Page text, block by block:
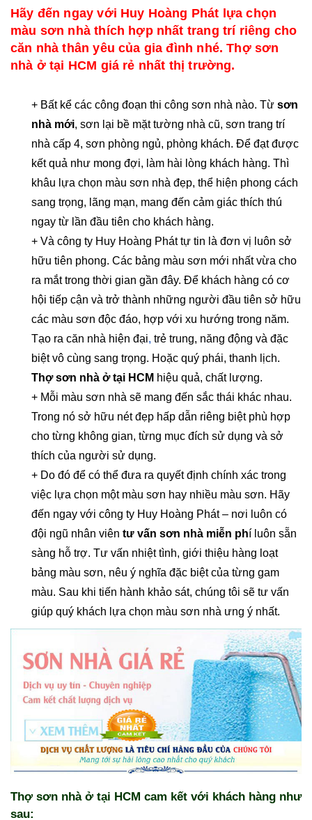
Hãy đến ngay với Huy Hoàng Phát lựa chọn
màu sơn nhà thích hợp nhất trang trí riêng cho
căn nhà thân yêu của gia đình nhé. Thợ sơn
nhà ở tại HCM giá rẻ nhất thị trường.
+ Bất kể các công đoạn thi công sơn nhà nào. Từ sơn
nhà mới, sơn lại bề mặt tường nhà cũ, sơn trang trí
nhà cấp 4, sơn phòng ngủ, phòng khách. Để đạt được
kết quả như mong đợi, làm hài lòng khách hàng. Thì
khâu lựa chọn màu sơn nhà đẹp, thể hiện phong cách
sang trọng, lãng mạn, mang đến cảm giác thích thú
ngay từ lần đầu tiên cho khách hàng.
+ Và công ty Huy Hoàng Phát tự tin là đơn vị luôn sở
hữu tiên phong. Các bảng màu sơn mới nhất vừa cho
ra mắt trong thời gian gần đây. Để khách hàng có cơ
hội tiếp cận và trở thành những người đầu tiên sở hữu
các màu sơn độc đáo, hợp với xu hướng trong năm.
Tạo ra căn nhà hiện đại, trẻ trung, năng động và đặc
biệt vô cùng sang trọng. Hoặc quý phái, thanh lịch.
Thợ sơn nhà ở tại HCM hiệu quả, chất lượng.
+ Mỗi màu sơn nhà sẽ mang đến sắc thái khác nhau.
Trong nó sở hữu nét đẹp hấp dẫn riêng biệt phù hợp
cho từng không gian, từng mục đích sử dụng và sở
thích của người sử dụng.
+ Do đó để có thể đưa ra quyết định chính xác trong
việc lựa chọn một màu sơn hay nhiều màu sơn. Hãy
đến ngay với công ty Huy Hoàng Phát – nơi luôn có
đội ngũ nhân viên tư vấn sơn nhà miễn phí luôn sẵn
sàng hỗ trợ. Tư vấn nhiệt tình, giới thiệu hàng loạt
bảng màu sơn, nêu ý nghĩa đặc biệt của từng gam
màu. Sau khi tiến hành khảo sát, chúng tôi sẽ tư vấn
giúp quý khách lựa chọn màu sơn nhà ưng ý nhất.
Thợ sơn nhà ở tại HCM cam kết với khách hàng như
sau: